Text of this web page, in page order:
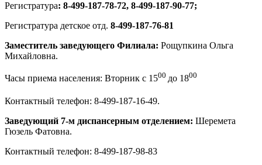
Регистратура: 8-499-187-78-72, 8-499-187-90-77;
Регистратура детское отд. 8-499-187-76-81
Заместитель заведующего Филиала: Рощупкина Ольга
Михайловна.
Часы приема населения: Вторник с 1500 до 1800
Контактный телефон: 8-499-187-16-49.
Заведующий 7-м диспансерным отделением: Шеремета
Гюзель Фатовна.
Контактный телефон: 8-499-187-98-83